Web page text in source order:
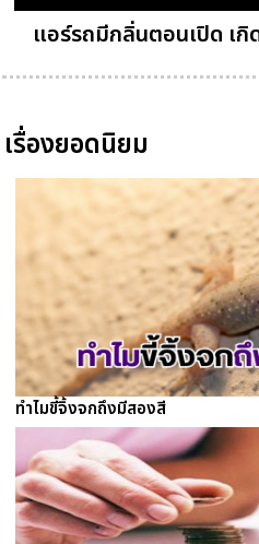
แอร์รถมีกลิ่นตอนเปิด เกิ
เรื่องยอดนิยม
ทำไมขี้จิ้งจกถึงมีสองสี